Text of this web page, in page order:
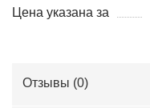
Цена указана за
Отзывы (0)